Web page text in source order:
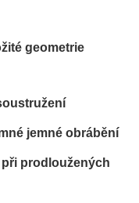
geometrie
jemné obrábění
prodloužených